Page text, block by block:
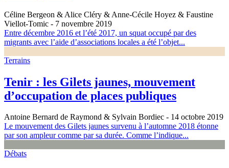
Céline Bergeon & Alice Cléry & Anne-Cécile Hoyez & Faustine
Viellot-Tomic - 7 novembre 2019
Entre décembre 2016 et l’été 2017, un squat occupé par des
migrants avec l’aide d’associations locales a été l’objet...
Terrains
Tenir : les Gilets jaunes, mouvement
d’occupation de places publiques
Antoine Bernard de Raymond & Sylvain Bordiec - 14 octobre 2019
Le mouvement des Gilets jaunes survenu à l’automne 2018 étonne
par son ampleur comme par sa durée. Comme l’indique...
Débats